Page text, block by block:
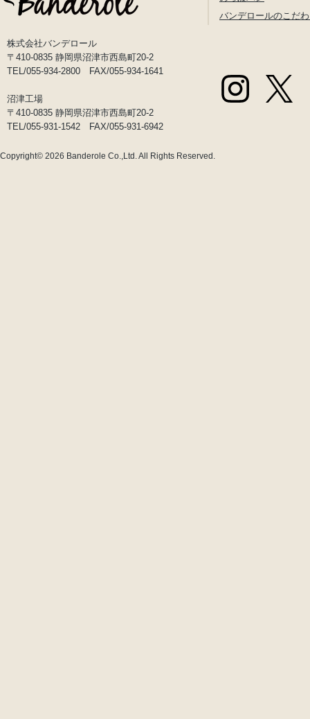
株式会社バンデロール
〒410-0835 静岡県沼津市西島町20-2
TEL/055-934-2800 FAX/055-934-1641
沼津工場
〒410-0835 静岡県沼津市西島町20-2
TEL/055-931-1542 FAX/055-931-6942
バンデロールのこだ
Copyright© 2026 Banderole Co.,Ltd.All Rights Reserved.